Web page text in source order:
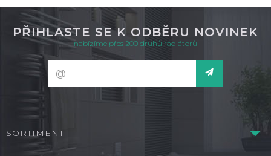
PŘIHLASTE SE K ODBĚRU NOVINEK
nabízíme přes 200 druhů radiátorů
SORTIMENT